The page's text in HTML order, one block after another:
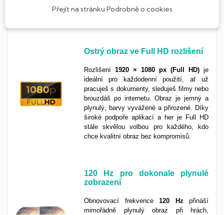
výkon a příjemně ostré barvy tě
nezklamou.
Ostrý obraz ve Full HD rozlišení
Rozlišení 1920 × 1080 px (Full HD) je
ideální pro každodenní použití, ať už
pracuješ s dokumenty, sleduješ filmy nebo
brouzdáš po internetu. Obraz je jemný a
plynulý, barvy vyvážené a přirozené. Díky
široké podpoře aplikací a her je Full HD
stále skvělou volbou pro každého, kdo
chce kvalitní obraz bez kompromisů.
120 Hz pro dokonale plynulé
zobrazení
Obnovovací frekvence 120 Hz přináší
mimořádně plynulý obraz při hrách,
Přejít na stránku Podrobně o cookies